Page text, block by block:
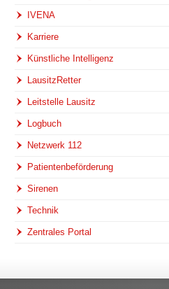
IVENA
Karriere
Künstliche Intelligenz
LausitzRetter
Leitstelle Lausitz
Logbuch
Netzwerk 112
Patientenbeförderung
Sirenen
Technik
Zentrales Portal